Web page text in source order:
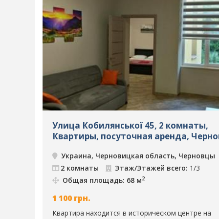
Улица Кобилянської 45, 2 комнаты,
Квартиры, посуточная аренда,
Украина, Черновицкая область, Черновцы
2 комнаты
Этаж/Этажей всего: 1/3
Общая площадь: 68 м2
1 100 грн.
Квартира находится в историческом центре на